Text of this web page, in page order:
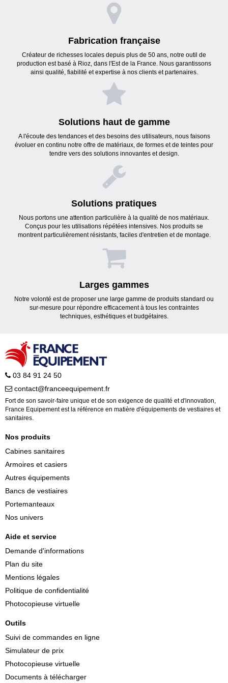
Fabrication française
Créateur de richesses locales depuis plus de 50 ans, notre outil de
production est basé à Rioz, dans l'Est de la France. Nous garantissons
ainsi qualité, fiabilité et expertise à nos clients et partenaires.
Solutions haut de gamme
A l'écoute des tendances et des besoins des utilisateurs, nous faisons
évoluer en continu notre offre de matériaux, de formes et de teintes pour
tendre vers des solutions innovantes et design.
Solutions pratiques
Nous portons une attention particulière à la qualité de nos matériaux.
Conçus pour les utilisations répétées intensives. Nos produits se
montrent particulièrement résistants, faciles d'entretien et de montage.
Larges gammes
Notre volonté est de proposer une large gamme de produits standard ou
sur-mesure pour répondre efficacement à tous les contraintes
techniques, esthétiques et budgétaires.
03 84 91 24 50
contact@franceequipement.fr
Fort de son savoir-faire unique et de son exigence de qualité et d'innovation,
France Equipement est la référence en matière d'équipements de vestiaires et
sanitaires.
Nos produits
Cabines sanitaires
Armoires et casiers
Autres équipements
Bancs de vestiaires
Portemanteaux
Nos univers
Aide et service
Demande d'informations
Plan du site
Mentions légales
Politique de confidentialité
Photocopieuse virtuelle
Outils
Suivi de commandes en ligne
Simulateur de prix
Photocopieuse virtuelle
Documents à télécharger